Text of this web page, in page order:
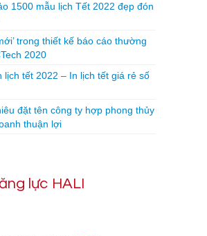
1500 mẫu lịch Tết 2022 đẹp đón
trong thiết kế báo cáo thường
2020
lịch tết 2022 – In lịch tết giá rẻ số
đặt tên công ty hợp phong thủy
thuận lợi
lực HALI